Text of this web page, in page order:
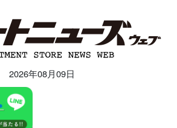
2026年08月09日